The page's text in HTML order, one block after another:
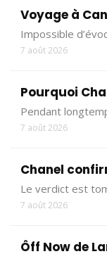
Voyage à
Impossible
7 août 2026
Pourquoi
Pendant
7 août 2026
Chanel
Le verdict est
7 août 2026
Ôff Now de